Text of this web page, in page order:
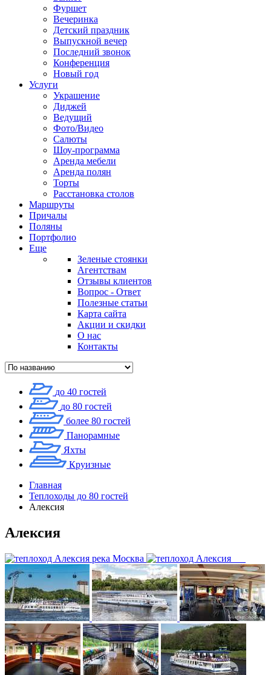
Фуршет
Вечеринка
Детский праздник
Выпускной вечер
Последний звонок
Конференция
Новый год
Услуги
Украшение
Диджей
Ведущий
Фото/Видео
Салюты
Шоу-программа
Аренда мебели
Аренда полян
Торты
Расстановка столов
Маршруты
Причалы
Поляны
Портфолио
Еще
Зеленые стоянки
Агентствам
Отзывы клиентов
Вопрос - Ответ
Полезные статьи
Карта сайта
Акции и скидки
О нас
Контакты
до 40 гостей
до 80 гостей
более 80 гостей
Панорамные
Яхты
Круизные
Главная
Теплоходы до 80 гостей
Алексия
Алексия